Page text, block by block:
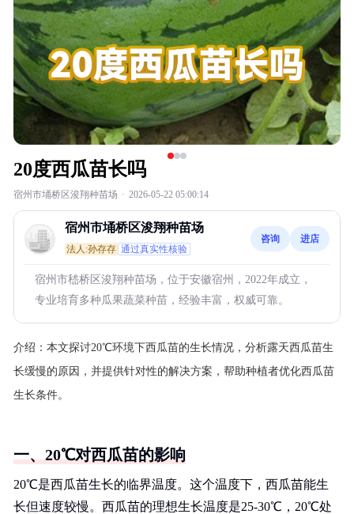
20度西瓜苗长吗
宿州市埇桥区浚翔种苗场 · 2026-05-22 05:00:14
宿州市埇桥区浚翔种苗场
法人:孙存存 通过真实性核验
咨询 进店
宿州市嵇桥区浚翔种苗场，位于安徽宿州，2022年成立，
专业培育多种瓜果蔬菜种苗，经验丰富，权威可靠。
介绍： 本文探讨20℃环境下西瓜苗的生长情况，分析露天西瓜苗生
长缓慢的原因，并提供针对性的解决方案，帮助种植者优化西瓜苗
生长条件。
一、20℃对西瓜苗的影响
20℃是西瓜苗生长的临界温度。这个温度下，西瓜苗能生
长但速度较慢。西瓜苗的理想生长温度是25-30℃，20℃处